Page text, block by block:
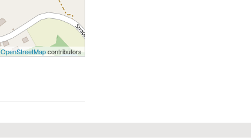
OpenStreetMapcontributors